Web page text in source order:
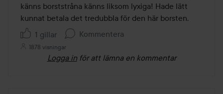
känns borststråna känns liksom lyxiga! Hade lätt
kunnat betala det tredubbla för den här borsten.
1 gillar
Kommentera
1878 visningar
Logga in för att lämna en kommentar